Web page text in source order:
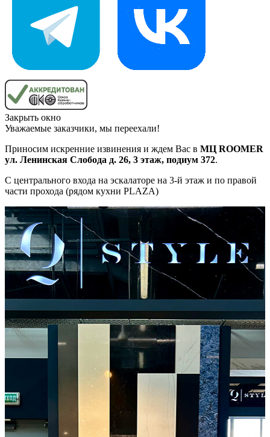
Закрыть окно
Уважаемые заказчики, мы переехали!
Приносим искренние извинения и ждем Вас в МЦ ROOMER
ул. Ленинская Слобода д. 26, 3 этаж, подиум 372.
С центрального входа на эскалаторе на 3-й этаж и по правой
части прохода (рядом кухни PLAZA)